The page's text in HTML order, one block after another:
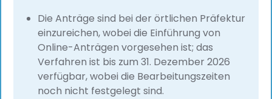
Die Anträge sind bei der örtlichen Präfektur
einzureichen, wobei die Einführung von
Online-Anträgen vorgesehen ist; das
Verfahren ist bis zum 31. Dezember 2026
verfügbar, wobei die Bearbeitungszeiten
noch nicht festgelegt sind.